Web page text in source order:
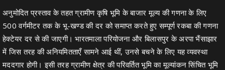
अनुमोदित प्रस्ताव के तहत ग्रामीण कृषि भूमि के बाजार मूल्य की गणना के लिए
500 वर्गमीटर तक के भू-खण्ड की दर को समाप्त करते हुए सम्पूर्ण रकबा की गणना
हेक्टेयर दर से की जाएगी। भारतमाला परियोजना और बिलासपुर के अरपा भैंसाझार
में जिस तरह की अनियमितताएँ सामने आई थीं, उनसे बचने के लिए यह व्यवस्था
मददगार होगी। इसी तरह ग्रामीण क्षेत्र की परिवर्तित भूमि का मूल्यांकन सिंचित भूमि